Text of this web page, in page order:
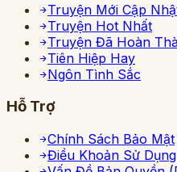
Truyện Mới Cập
Truyện Hot Nhất
Truyện Đã Hoàn
Tiên Hiệp Hay
Ngôn Tình Sắc
Hỗ Trợ
Chính Sách Bảo Mật
Điều Khoản Sử Dụng